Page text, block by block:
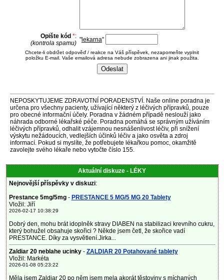
Opište kód *:
(kontrola spamu) " lekarna"
Chcete-li obdržet odpověď / reakce na Váš příspěvek, nezapomeňte vyplnit
položku E-mail. Vaše emailová adresa nebude zobrazena ani jinak použita.
NEPOSKYTUJEME ZDRAVOTNÍ PORADENSTVÍ. Naše online poradna je
určena pro všechny pacienty, užívající některý z léčivých přípravků, pouze
pro obecné informační účely. Poradna v žádném případě neslouží jako
náhrada odborné lékařské péče. Poradna pomáhá se správným užíváním
léčivých přípravků, odhalit vzájemnou nesnášenlivost léčiv, při snížení
výskytu nežádoucích, vedlejších účinků léčiv a jako osvěta a zdroj
informací. Pokud si myslíte, že potřebujete lékařkou pomoc, okamžitě
zavolejte svého lékaře nebo vytočte číslo 155.
Aktuální diskuze - LÉKY
Nejnovější příspěvky v diskuzi:
Prestance 5mg/5mg- PRESTANCE 5 MG/5 MG 20 Tablety
Vložil: Jiří
2026-02-17 10:38:29
Dobrý den, mohu brát idoplněk stravy DIABEN na stabilizaci krevního cukru,
který bohužel obsahuje skořici ? Někde jsem četl, že skořice vadí
PRESTANCE. Díky za vysvětlení.Jirka...
Zaldiar 20 neblahe ucinky- ZALDIAR 20 Potahované tablety
Vložil: Markéta
2026-01-08 05:23:22
Měla jsem Zaldiar 20 po něm jsem mela akorát těstoviny s míchaných